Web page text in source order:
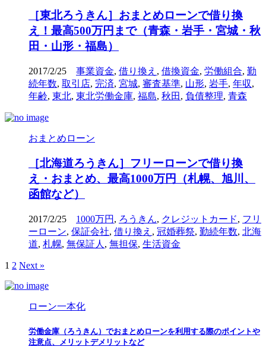
［東北ろうきん］おまとめローンで借り換
え！最高500万円まで（青森・岩手・宮城・秋
田・山形・福島）
2017/2/25 事業資金, 借り換え , 借換資金, 労働組合, 勤
続年数, 取引店, 完済, 宮城, 審査基準, 山形, 岩手, 年収,
年齢, 東北, 東北労働金庫, 福島, 秋田 , 負債整理, 青森
おまとめローン
［北海道ろうきん］フリーローンで借り換
え・おまとめ、最高1000万円（札幌、旭川、
函館など）
2017/2/25 1000万円 , ろうきん, クレジットカード, フリ
ーローン, 保証会社, 借り換え , 冠婚葬祭, 勤続年数, 北海
道, 札幌, 無保証人 , 無担保, 生活資金
1 2 Next »
ローン一本化
労働金庫（ろうきん）でおまとめローンを利用する際のポイントや
注意点、メリットデメリットなど